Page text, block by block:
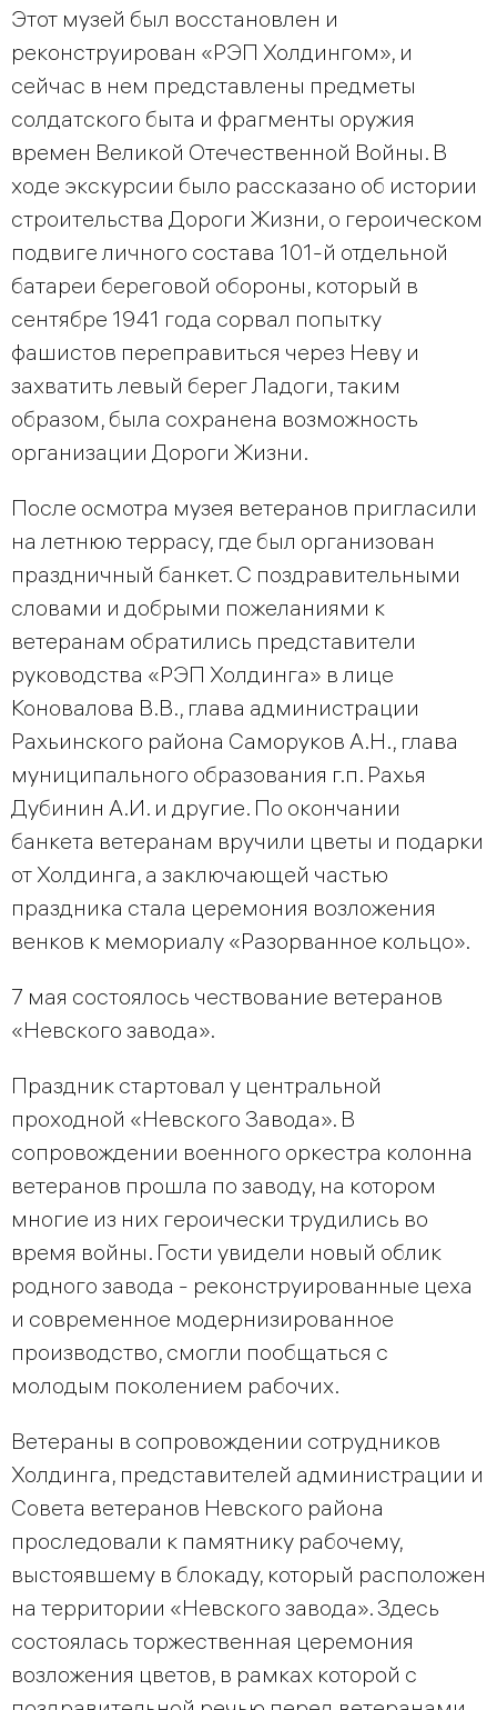
Этот музей был восстановлен и
реконструирован «РЭП Холдингом», и
сейчас в нем представлены предметы
солдатского быта и фрагменты оружия
времен Великой Отечественной Войны. В
ходе экскурсии было рассказано об истории
строительства Дороги Жизни, о героическом
подвиге личного состава 101-й отдельной
батареи береговой обороны, который в
сентябре 1941 года сорвал попытку
фашистов переправиться через Неву и
захватить левый берег Ладоги, таким
образом, была сохранена возможность
организации Дороги Жизни.
После осмотра музея ветеранов пригласили
на летнюю террасу, где был организован
праздничный банкет. С поздравительными
словами и добрыми пожеланиями к
ветеранам обратились представители
руководства «РЭП Холдинга» в лице
Коновалова В.В., глава администрации
Рахьинского района Саморуков А.Н., глава
муниципального образования г.п. Рахья
Дубинин А.И. и другие. По окончании
банкета ветеранам вручили цветы и подарки
от Холдинга, а заключающей частью
праздника стала церемония возложения
венков к мемориалу «Разорванное кольцо».
7 мая состоялось чествование ветеранов
«Невского завода».
Праздник стартовал у центральной
проходной «Невского Завода». В
сопровождении военного оркестра колонна
ветеранов прошла по заводу, на котором
многие из них героически трудились во
время войны. Гости увидели новый облик
родного завода - реконструированные цеха
и современное модернизированное
производство, смогли пообщаться с
молодым поколением рабочих.
Ветераны в сопровождении сотрудников
Холдинга, представителей администрации и
Совета ветеранов Невского района
проследовали к памятнику рабочему,
выстоявшему в блокаду, который расположен
на территории «Невского завода». Здесь
состоялась торжественная церемония
возложения цветов, в рамках которой с